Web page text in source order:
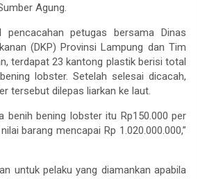
Agung.
pencacahan petugas bersama Dinas
(DKP) Provinsi Lampung dan Tim
terdapat 23 kantong plastik berisi total
lobster. Setelah selesai dicacah,
tersebut dilepas liarkan ke laut.
benih bening lobster itu Rp150.000 per
barang mencapai Rp 1.020.000.000,”
untuk pelaku yang diamankan apabila